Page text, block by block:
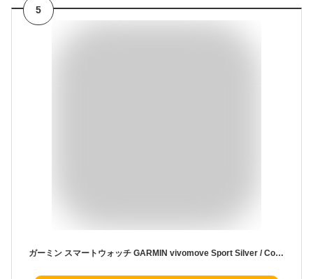
5
ガーミン スマートウォッチ GARMIN vivomove Sport Silver / Cool Mint ヴィヴォムーブスポーツ 010-02566-43 メンズ レディース 腕時計 ストレス 睡眠 血中酸素 消費カロリー 健康管理 クールミント グリーン [ラッピング無料 父の日 ギフト]